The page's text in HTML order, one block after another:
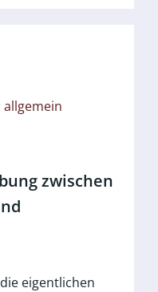
zwischen
eigentlichen